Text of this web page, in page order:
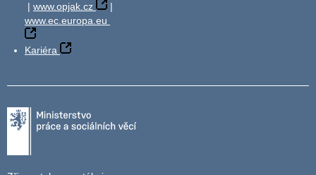
| www.opjak.cz
|
www.ec.europa.eu
Kariéra